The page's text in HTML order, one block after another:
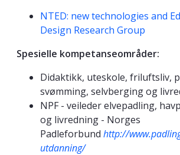
NTED: new technologies and
Design Research Group
Spesielle kompetanseområder:
Didaktikk, uteskole, friluftsliv,
svømming, selvberging og
NPF - veileder elvepadling,
og livredning - Norges
Padleforbund http://
utdanning/